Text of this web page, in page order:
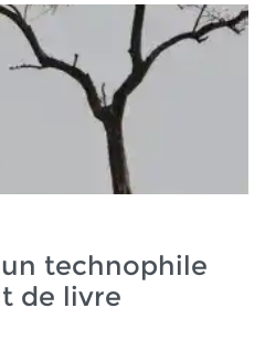
technophile
de livre